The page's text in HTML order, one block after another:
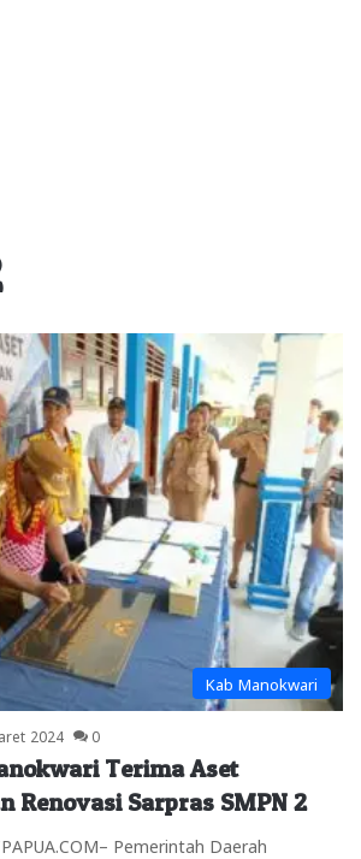
Kab Manokwari
2024 0
Terima Aset
Renovasi Sarpras SMPN 2
Pemerintah Daerah